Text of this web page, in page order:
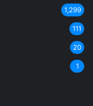
1,299
111
20
1